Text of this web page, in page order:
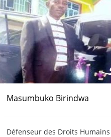
Masumbuko Birindwa
Défenseur des Droits Humains